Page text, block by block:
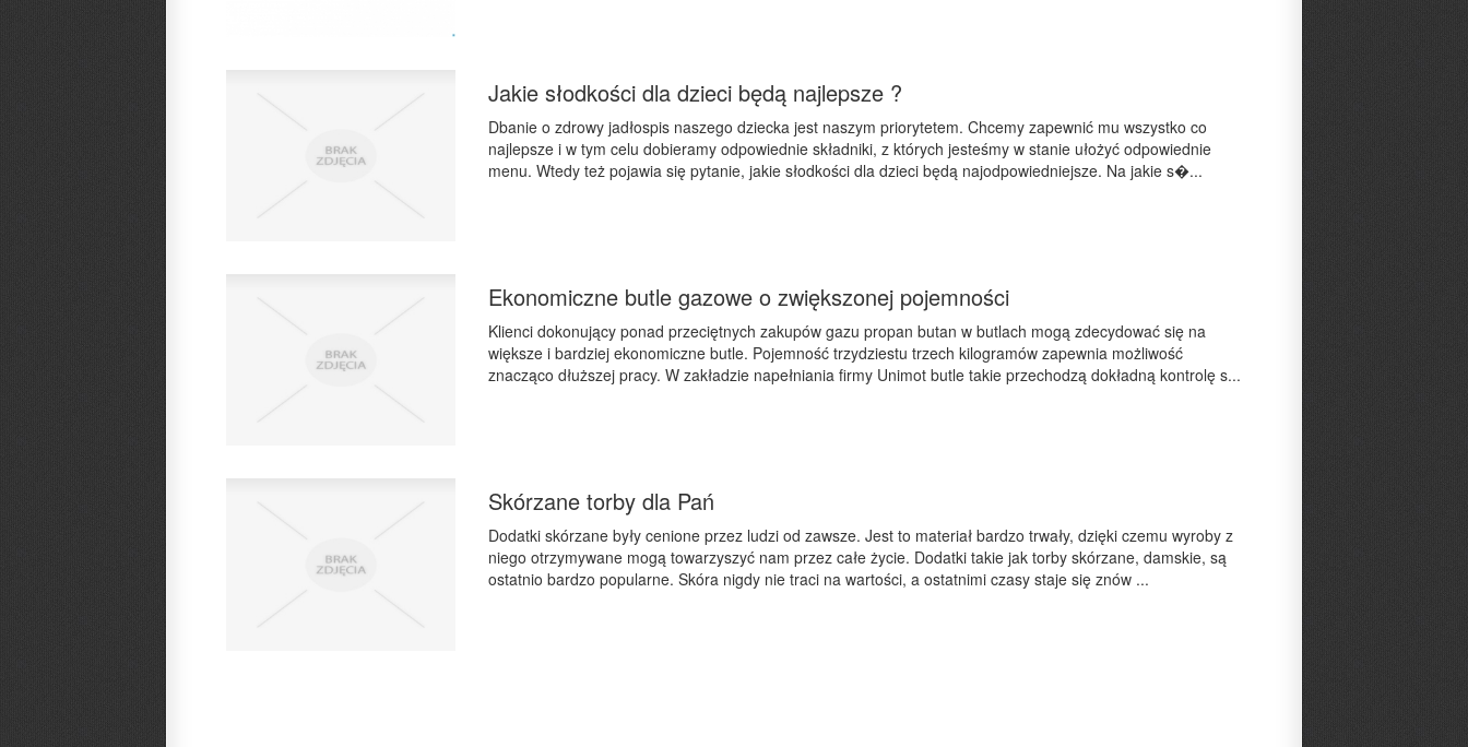
Jakie słodkości dla dzieci będą najlepsze ?
Dbanie o zdrowy jadłospis naszego dziecka jest naszym priorytetem. Chcemy zapewnić mu wszystko co
najlepsze i w tym celu dobieramy odpowiednie składniki, z których jesteśmy w stanie ułożyć odpowiednie
menu. Wtedy też pojawia się pytanie, jakie słodkości dla dzieci będą najodpowiedniejsze. Na jakie s�...
Ekonomiczne butle gazowe o zwiększonej pojemności
Klienci dokonujący ponad przeciętnych zakupów gazu propan butan w butlach mogą zdecydować się na
większe i bardziej ekonomiczne butle. Pojemność trzydziestu trzech kilogramów zapewnia możliwość
znacząco dłuższej pracy. W zakładzie napełniania firmy Unimot butle takie przechodzą dokładną kontrolę s...
Skórzane torby dla Pań
Dodatki skórzane były cenione przez ludzi od zawsze. Jest to materiał bardzo trwały, dzięki czemu wyroby z
niego otrzymywane mogą towarzyszyć nam przez całe życie. Dodatki takie jak torby skórzane, damskie, są
ostatnio bardzo popularne. Skóra nigdy nie traci na wartości, a ostatnimi czasy staje się znów ...